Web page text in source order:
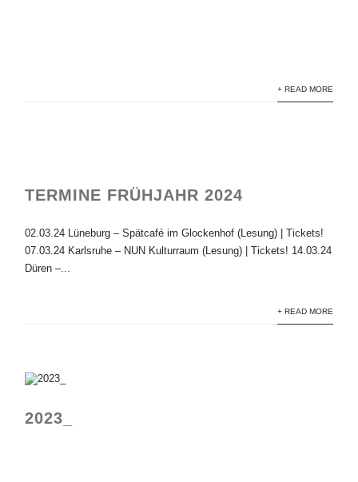
+ READ MORE
TERMINE FRÜHJAHR 2024
02.03.24 Lüneburg – Spätcafé im Glockenhof (Lesung) | Tickets!
07.03.24 Karlsruhe – NUN Kulturraum (Lesung) | Tickets! 14.03.24
Düren –...
+ READ MORE
2023_